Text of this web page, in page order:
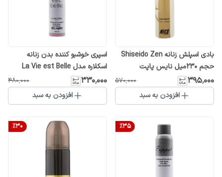
بادی اسپلش زنانه Shiseido Zen
حجم 230میل نایس پاپت
۳۹۵٬۰۰۰ ۵۷۰٬۰۰۰
افزودن به سبد
اسپری خوشبو کننده بدن زنانه
اسکلاره مدل La Vie est Belle
حجم 200 میلی لیتر
۳۳۰٬۰۰۰ ۴۸۰٬۰۰۰
افزودن به سبد
%35
%30